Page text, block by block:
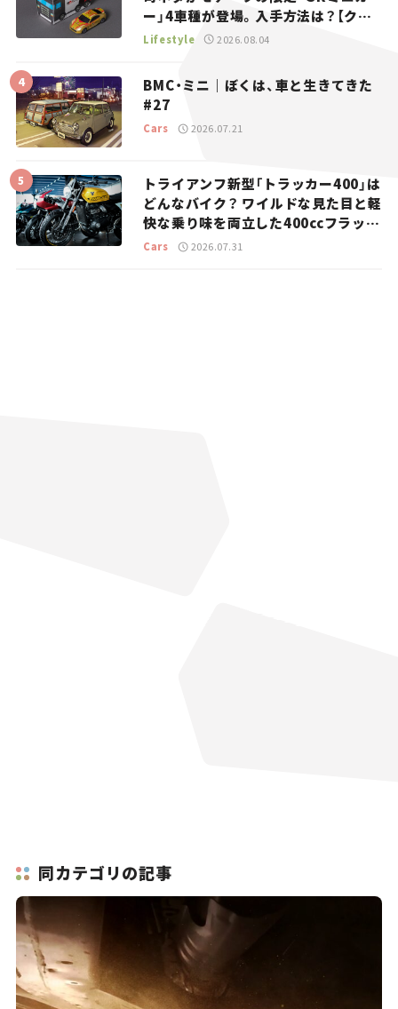
ー」4車種が登場。入手方法は？【クル
マとホビー】
Lifestyle 2026.08.04
BMC・ミニ｜ぼくは、車と生きてきた
#27
Cars 2026.07.21
トライアンフ新型「トラッカー400」は
どんなバイク？ ワイルドな見た目と軽
快な乗り味を両立した400ccフラット
トラッカー【試乗レビュー】
Cars 2026.07.31
同カテゴリの記事